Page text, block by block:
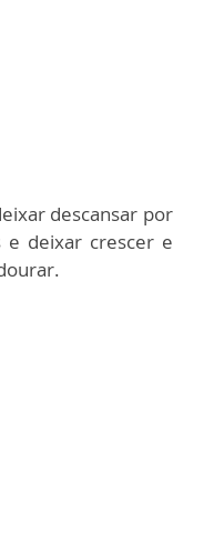
descansar por
e deixar crescer e